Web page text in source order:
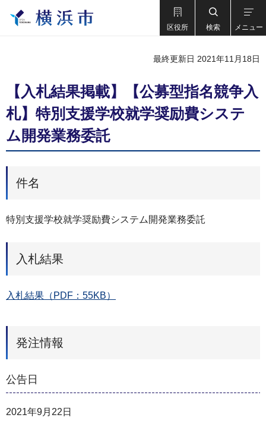
区役所 検索 メニュー
最終更新日 2021年11月18日
【入札結果掲載】【公募型指名競争入
札】特別支援学校就学奨励費システ
ム開発業務委託
件名
特別支援学校就学奨励費システム開発業務委託
入札結果
入札結果（PDF：55KB）
発注情報
公告日
2021年9月22日